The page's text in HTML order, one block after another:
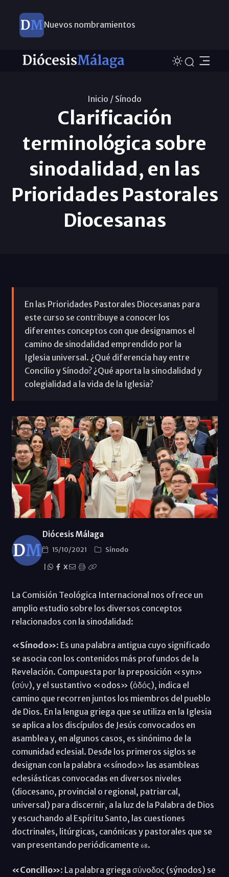
Nuevos nombramientos
Inicio / Sínodo
Clarificación
terminológica sobre
sinodalidad, en las
Prioridades Pastorales
Diocesanas
En las Prioridades Pastorales Diocesanas para
este curso se contribuye a conocer los
diferentes conceptos con que designamos el
camino de sinodalidad emprendido por la
Iglesia universal. ¿Qué diferencia hay entre
Concilio y Sínodo? ¿Qué aporta la sinodalidad y
colegialidad a la vida de la Iglesia?
Diócesis Málaga
15/10/2021
Sínodo
X
La Comisión Teológica Internacional nos ofrece un
amplio estudio sobre los diversos conceptos
relacionados con la sinodalidad:
«Sínodo»: Es una palabra antigua cuyo significado
se asocia con los contenidos más profundos de la
Revelación. Compuesta por la preposición «syn»
(σύν), y el sustantivo «odos» (ὁδός), indica el
camino que recorren juntos los miembros del pueblo
de Dios. En la lengua griega que se utiliza en la Iglesia
se aplica a los discípulos de Jesús convocados en
asamblea y, en algunos casos, es sinónimo de la
comunidad eclesial. Desde los primeros siglos se
designan con la palabra «sínodo» las asambleas
eclesiásticas convocadas en diversos niveles
(diocesano, provincial o regional, patriarcal,
universal) para discernir, a la luz de la Palabra de Dios
y escuchando al Espíritu Santo, las cuestiones
doctrinales, litúrgicas, canónicas y pastorales que se
van presentando periódicamente 68.
«Concilio»: La palabra griega σύνoδος (sýnodos) se